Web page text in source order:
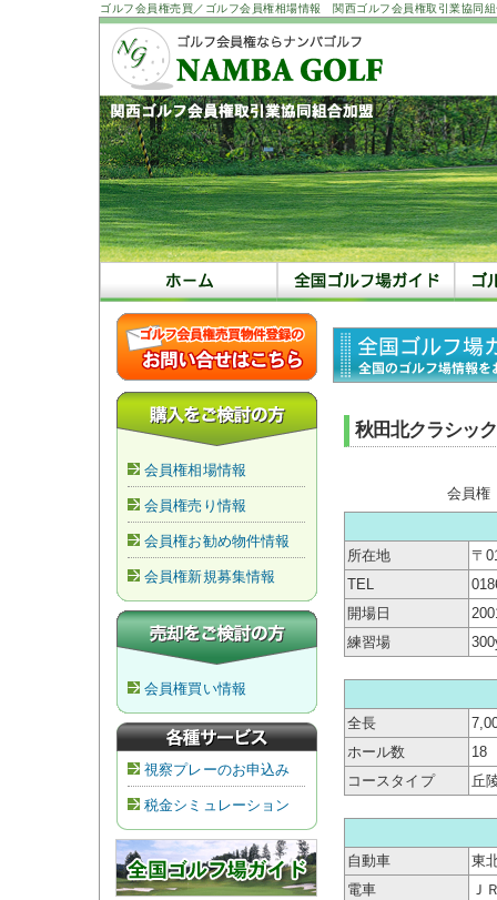
ゴルフ会員権売買／ゴルフ会員権相場情報 関西ゴルフ会員権取引業協同
会員権相場情報
会員権売り情報
会員権お勧め物件情報
会員権新規募集情報
会員権買い情報
視察プレーのお申込み
税金シミュレーション
秋田北クラシッ
会員権
所在地
〒
TEL
開場日
練習場
全長
ホール数
18
コースタイプ
丘
自動車
東
電車
Ｊ